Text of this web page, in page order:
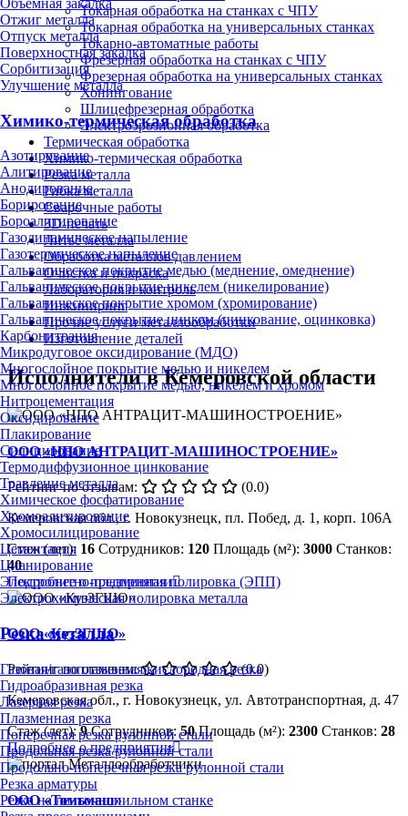
Отжиг металла
Отпуск металла
Поверхностная закалка
Сорбитизация
Улучшение металла
Химико-термическая обработка
Азотирование
Алитирование
Анодирование
Борирование
Бороалитирование
Газодинамическое напыление
Газотермическое напыление
Гальваническое покрытие медью (меднение, омеднение)
Гальваническое покрытие никелем (никелирование)
Гальваническое покрытие хромом (хромирование)
Гальваническое покрытие цинком (цинкование, оцинковка)
Карбонитрация
Микродуговое оксидирование (МДО)
Многослойное покрытие медью и никелем
Многослойное покрытие медью, никелем и хромом
Нитроцементация
Оксидирование
Плакирование
Силицирование
Термодиффузионное цинкование
Травление металла
Химическое фосфатирование
Хромоалитирование
Хромосилицирование
Цементация
Цианирование
Электролитно-плазменная полировка (ЭПП)
Электрохимическая полировка металла
Резка металла
Газовая/газопламенная/кислородная резка
Гидроабразивная резка
Лазерная резка
Плазменная резка
Поперечная резка рулонной стали
Продольная резка рулонной стали
Продольно-поперечная резка рулонной стали
Резка арматуры
Резка на ленточнопильном станке
Токарная обработка на станках с ЧПУ
Токарная обработка на универсальных станках
Токарно-автоматные работы
Фрезерная обработка на станках с ЧПУ
Фрезерная обработка на универсальных станках
Хонингование
Шлицефрезерная обработка
Электроэрозионная обработка
Термическая обработка
Химико-термическая обработка
Резка металла
Гибка металла
Сварочные работы
3D-печать
Литьё металла
Обработка металлов давлением
Очистка и покраска
Лаборатория и контроль
Инжиниринг
Прочие услуги металлообработки
Изготовление деталей
Исполнители в Кемеровской области
ООО «НПО АНТРАЦИТ-МАШИНОСТРОЕНИЕ»
Рейтинг по отзывам:
(0.0)
Кемеровская обл., г. Новокузнецк, пл. Побед, д. 1, корп. 106А
Стаж (лет): 16 Сотрудников: 120 Площадь (м²): 3000 Станков:
40
Подробнее о предприятии
ООО «КузЗГШО»
Рейтинг по отзывам:
(0.0)
Кемеровская обл., г. Новокузнецк, ул. Автотранспортная, д. 47
Стаж (лет):9 Сотрудников:50 Площадь (м²): 2300 Станков: 28
Подробнее о предприятии
ООО «Томьмаш»